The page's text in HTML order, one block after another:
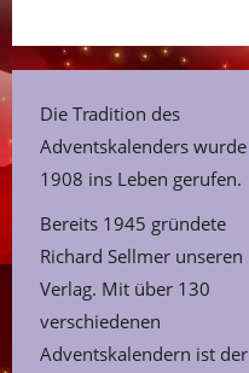
Die Tradition des
Adventskalenders wurde
1908 ins Leben gerufen.
Bereits 1945 gründete
Richard Sellmer unseren
Verlag. Mit über 130
verschiedenen
Adventskalendern ist der